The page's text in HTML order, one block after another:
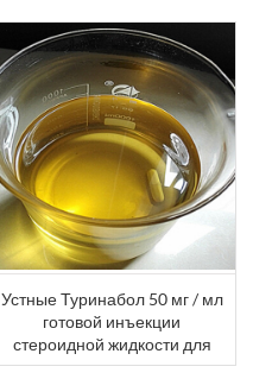
Устные Туринабол 50 мг / мл
готовой инъекции
стероидной жидкости для
продажи